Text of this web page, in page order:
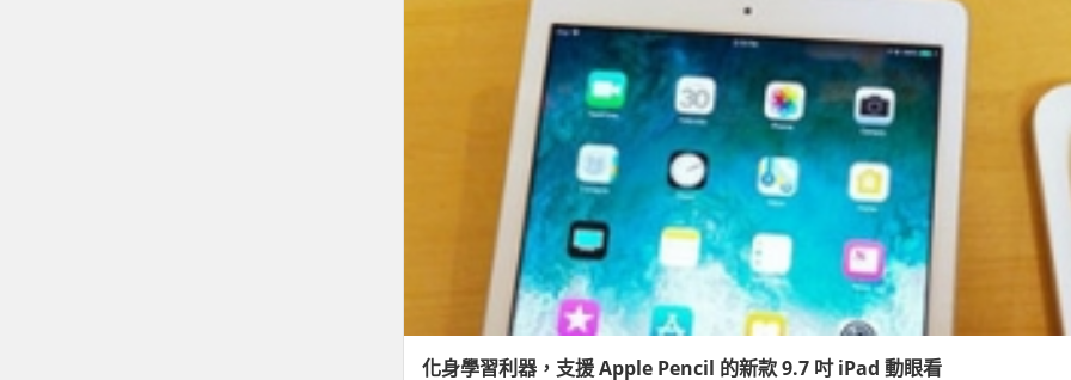
化身學習利器，支援 Apple Pencil 的新款 9.7 吋 iPad 動眼看